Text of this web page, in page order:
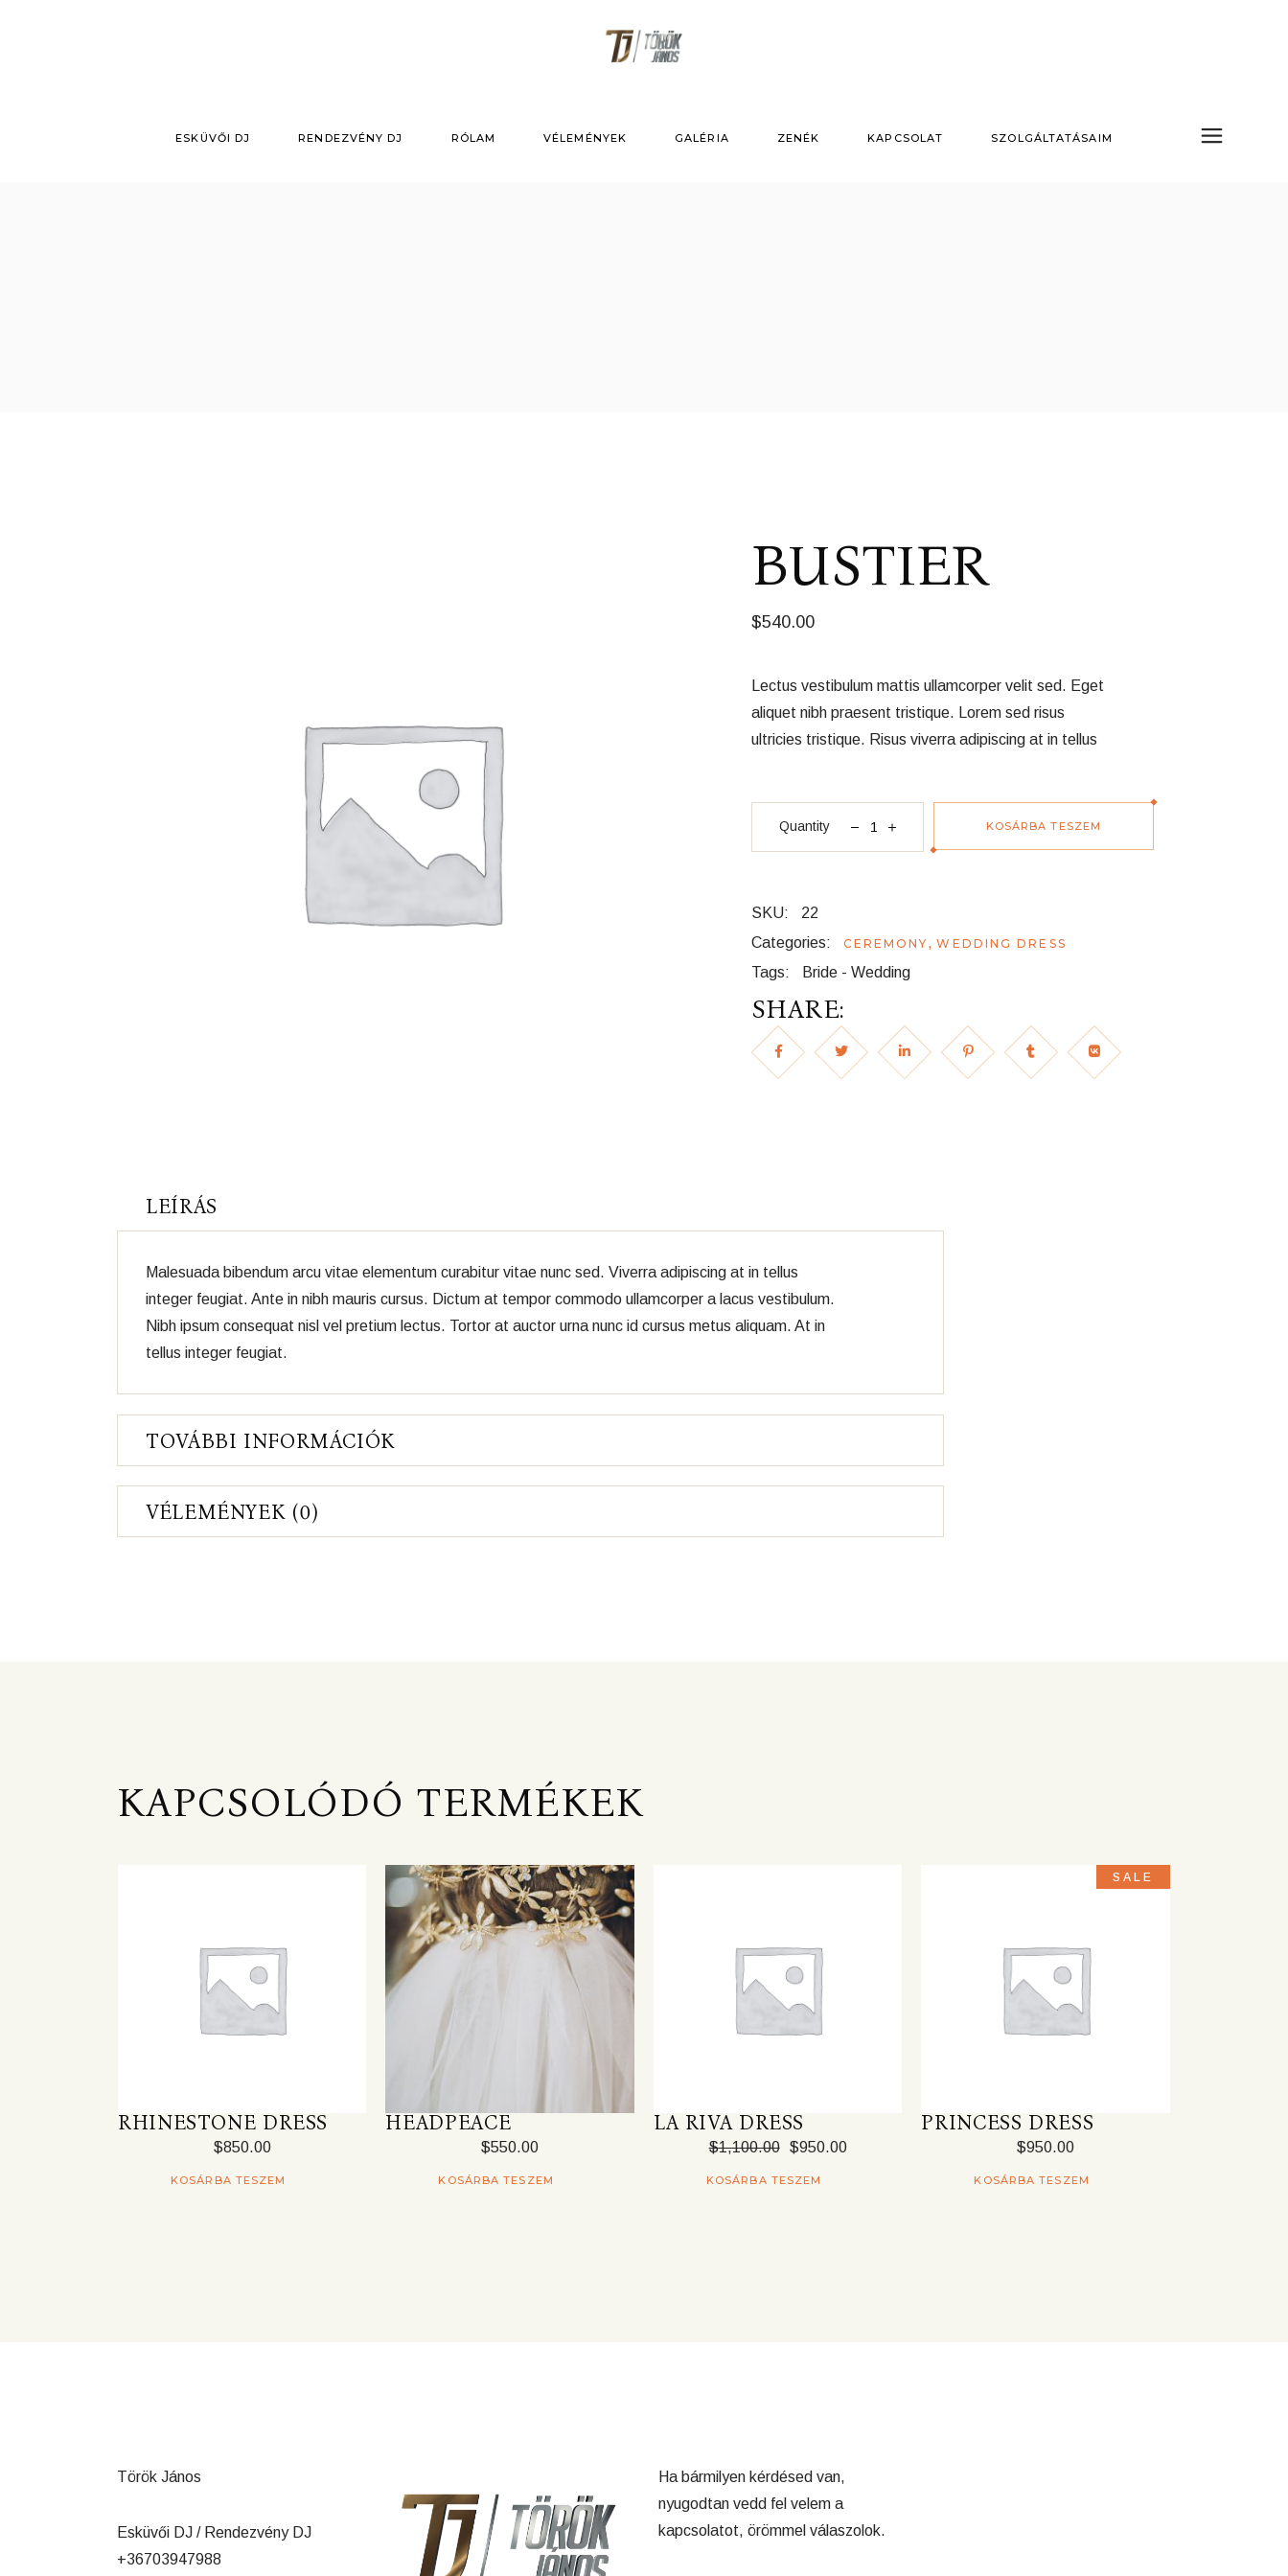
ESKÜVŐI DJ RENDEZVÉNY DJ RÓLAM VÉLEMÉNYEK GALÉRIA ZENÉK KAPCSOLAT SZOLGÁLTATÁSAIM
BUSTIER
$540.00
Lectus vestibulum mattis ullamcorper velit sed. Eget
aliquet nibh praesent tristique. Lorem sed risus
ultricies tristique. Risus viverra adipiscing at in tellus
Quantity
Bustier quantity
KOSÁRBA TESZEM
SKU:
22
Categories:
CEREMONY ,WEDDING DRESS
Tags: Bride- Wedding
SHARE:
LEÍRÁS
Malesuada bibendum arcu vitae elementum curabitur vitae nunc sed. Viverra adipiscing at in tellus
integer feugiat. Ante in nibh mauris cursus. Dictum at tempor commodo ullamcorper a lacus vestibulum.
Nibh ipsum consequat nisl vel pretium lectus. Tortor at auctor urna nunc id cursus metus aliquam. At in
tellus integer feugiat.
TOVÁBBI INFORMÁCIÓK
VÉLEMÉNYEK (0)
KAPCSOLÓDÓ TERMÉKEK
RHINESTONE DRESS
$850.00
KOSÁRBA TESZEM
HEADPEACE
$550.00
KOSÁRBA TESZEM
SALE
LA RIVA DRESS
$1,100.00Original
was:
$950.00
Current
is:
KOSÁRBA TESZEM
PRINCESS DRESS
$950.00
KOSÁRBA TESZEM
Török János
Esküvői DJ / Rendezvény DJ
+36703947988
Ha bármilyen kérdésed van,
nyugodtan vedd fel velem a
kapcsolatot, örömmel válaszolok.